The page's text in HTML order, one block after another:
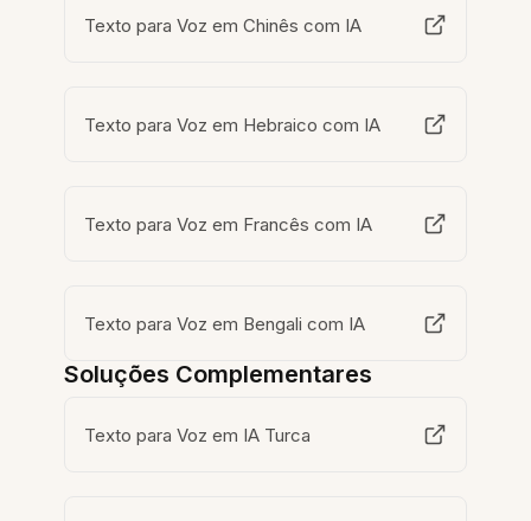
Texto para Voz em Chinês com IA
Texto para Voz em Hebraico com IA
Texto para Voz em Francês com IA
Texto para Voz em Bengali com IA
Soluções Complementares
Texto para Voz em IA Turca